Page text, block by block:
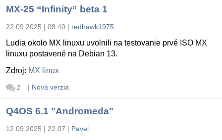
MX-25 “Infinity” beta 1
22.09.2025 | 08:40 | redhawk1975
Ludia okolo MX linuxu uvolnili na testovanie prvé ISO MX
linuxu postavené na Debian 13.
Zdroj: MX linux
2 | Nová verzia
Q4OS 6.1 "Andromeda"
12.09.2025 | 22:07 | Pavel